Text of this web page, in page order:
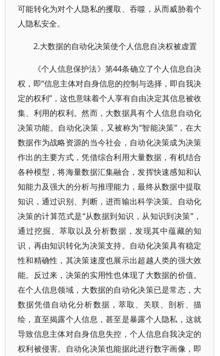
可能转化为对个人隐私的攫取、吞噬，从而威胁着个
人隐私安全。
2.大数据的自动化决策使个人信息自决权被虚置
《个人信息保护法》第44条确立了个人信息自决
权，即“信息主体对自身信息的控制与选择，即自我决
定的权利”，这也意味着个人享有自由决定其信息被收
集、利用的权利。然而，大数据具有个人信息自动化
决策功能。自动化决策，又被称为“智能决策”，在大
数据作为战略资源的当今社会，自动化决策成为决策
作出的主要方式，凭借综合利用大量数据，有机结合
各种模型，将海量数据汇集融合，发挥快速感知和认
知能力及强大的分析与推理能力，最终从数据中提取
知识，通过识别、判断，进而输出科学决策。自动化
决策的计算范式是“从数据到知识，从知识到决策”，
通过挖掘、萃取以及分析数据，发现其中蕴藏的知
识，再由知识转化为决策支持。自动化决策具有稳定
性和精确性，其决策速度也展示出超越人类的强大效
能。反过来，决策的实用性也体现了大数据的价值。
在个人信息领域，大数据的自动化决策已是常态，大
数据凭借自动化分析数据，萃取、关联、剖析、描
绘，直至揭露个人信息，甚至是暴露个人隐私，这就
导致信息主体对自身信息失控，个人信息自我决定的
权利被侵害。自动化决策也能据此进行数字画像，即